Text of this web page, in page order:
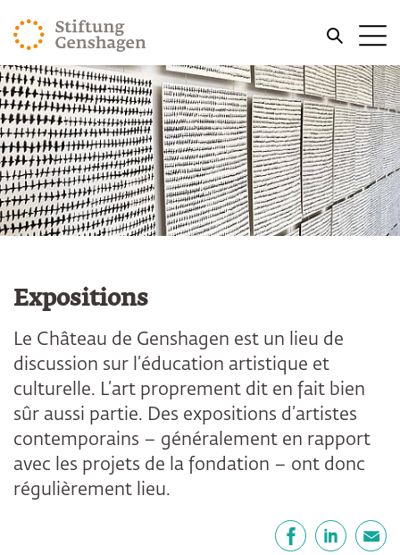
REVENIR AU CONTENU PRINCIPAL
REVENIR À LA RECHERCHE
Expositions
Le Château de Genshagen est un lieu de
discussion sur l’éducation artistique et
culturelle. L’art proprement dit en fait bien
sûr aussi partie. Des expositions d’artistes
contemporains – généralement en rapport
avec les projets de la fondation – ont donc
régulièrement lieu.